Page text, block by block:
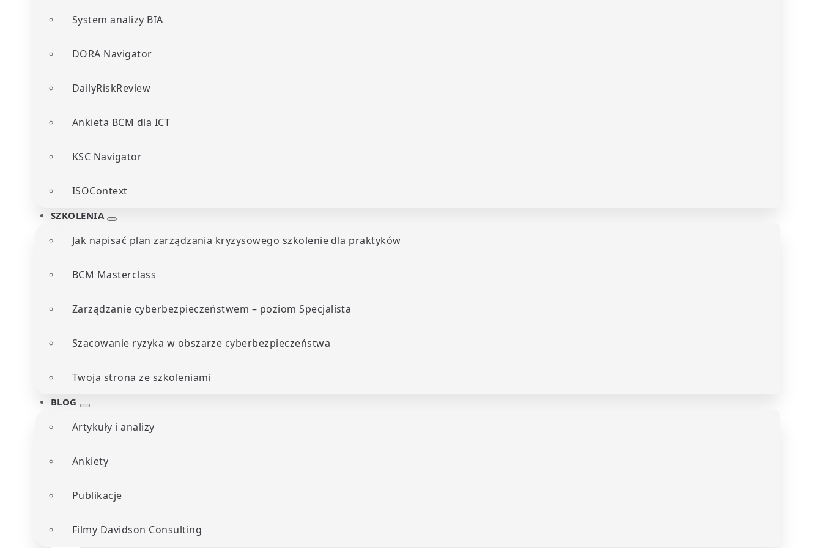
System analizy BIA
DORA Navigator
DailyRiskReview
Ankieta BCM dla ICT
KSC Navigator
ISOContext
SZKOLENIA
Jak napisać plan zarządzania kryzysowego szkolenie dla praktyków
BCM Masterclass
Zarządzanie cyberbezpieczeństwem – poziom Specjalista
Szacowanie ryzyka w obszarze cyberbezpieczeństwa
Twoja strona ze szkoleniami
BLOG
Artykuły i analizy
Ankiety
Publikacje
Filmy Davidson Consulting